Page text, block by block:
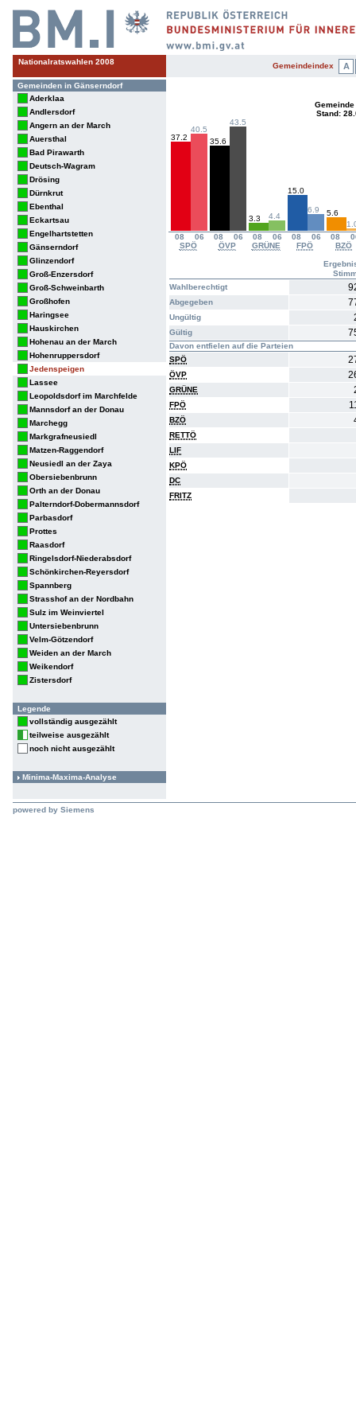
Nationalratswahlen 2008 Gemeindeindex A
Gemeinden in Gänserndorf
Aderklaa
Andlersdorf
Angern an der March
Auersthal
Bad Pirawarth
Deutsch-Wagram
Drösing
Dürnkrut
Ebenthal
Eckartsau
Engelhartstetten
Gänserndorf
Glinzendorf
Groß-Enzersdorf
Groß-Schweinbarth
Großhofen
Haringsee
Hauskirchen
Hohenau an der March
Hohenruppersdorf
Jedenspeigen
Lassee
Leopoldsdorf im Marchfelde
Mannsdorf an der Donau
Marchegg
Markgrafneusiedl
Matzen-Raggendorf
Neusiedl an der Zaya
Obersiebenbrunn
Orth an der Donau
Palterndorf-Dobermannsdorf
Parbasdorf
Prottes
Raasdorf
Ringelsdorf-Niederabsdorf
Schönkirchen-Reyersdorf
Spannberg
Strasshof an der Nordbahn
Sulz im Weinviertel
Untersiebenbrunn
Velm-Götzendorf
Weiden an der March
Weikendorf
Zistersdorf
Legende
vollständig ausgezählt
teilweise ausgezählt
noch nicht ausgezählt
Minima-Maxima-Analyse
Stand:
08 06 08 06 08 06 08 06 08
SPÖ
ÖVP GRÜNE FPÖ BZÖ
37.2
40.5
35.6
43.5
3.3 4.4
15.0
6.9
5.6
Wahlberechtigt
Abgegeben
Ungültig
Gültig
Davon entfielen auf die Parteien
SPÖ
ÖVP
GRÜNE
FPÖ
BZÖ
RETTÖ
LIF
KPÖ
DC
FRITZ
powered by Siemens